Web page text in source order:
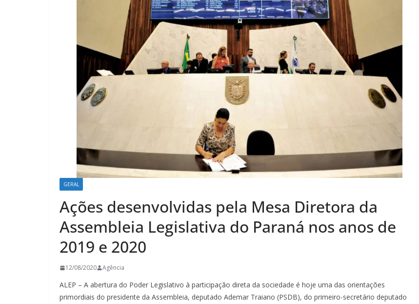
GERAL
Ações desenvolvidas pela Mesa Diretora da
Assembleia Legislativa do Paraná nos anos de
2019 e 2020
12/08/2020 Agência
ALEP – A abertura do Poder Legislativo à participação direta da sociedade é hoje uma das orientações
primordiais do presidente da Assembleia, deputado Ademar Traiano (PSDB), do primeiro-secretário deputado